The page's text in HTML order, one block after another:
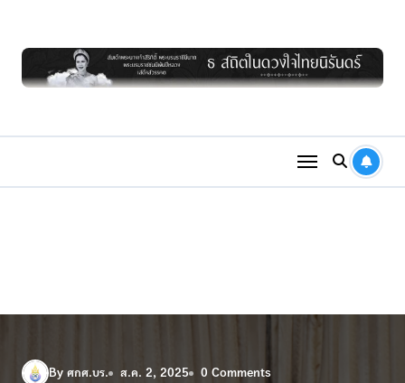
content
By ศกศ.บร. ส.ค. 2, 2025 0 Comments